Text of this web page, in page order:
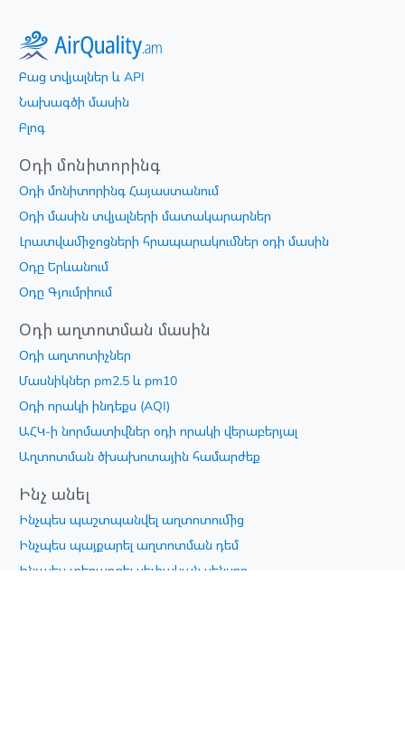
Բաց տվյալներ և API
Նախագծի մասին
Բլոգ
Օդի մոնիտորինգ
Օդի մոնիտորինգ Հայաստանում
Օդի մասին տվյալների մատակարարներ
Լրատվամիջոցների հրապարակումներ օդի մասին
Օդը Երևանում
Օդը Գյումրիում
Օդի աղտոտման մասին
Օդի աղտոտիչներ
Մասնիկներ pm2.5 և pm10
Օդի որակի ինդեքս (AQI)
ԱՀԿ-ի նորմատիվներ օդի որակի վերաբերյալ
Աղտոտման ծխախոտային համարժեք
Ինչ անել
Ինչպես պաշտպանվել աղտոտումից
Ինչպես պայքարել աղտոտման դեմ
Ինչպես տեղադրել սեփական սենսոր